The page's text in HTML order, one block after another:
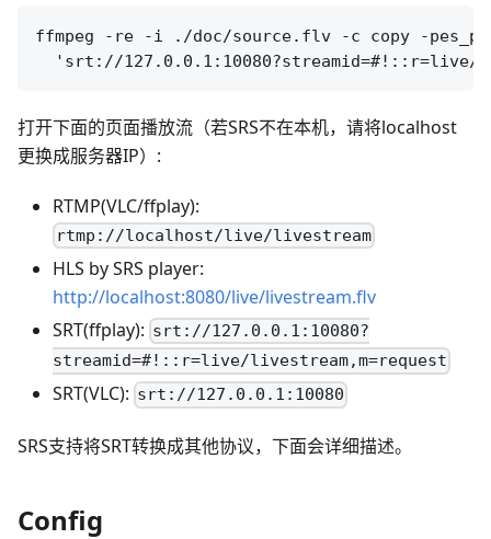
ffmpeg -re -i ./doc/source.flv -c copy -
打开下面的页面播放流（若SRS不在本机，请将localhost
更换成服务器IP）:
RTMP(VLC/ffplay):
rtmp://localhost/live/livestream
HLS by SRS player:
http://localhost:8080/live/livestream.flv
SRT(ffplay): srt://127.0.0.1:10080?
streamid=#!::r=live/livestream,m=request
SRT(VLC): srt://127.0.0.1:10080
SRS支持将SRT转换成其他协议，下面会详细描述。
Config